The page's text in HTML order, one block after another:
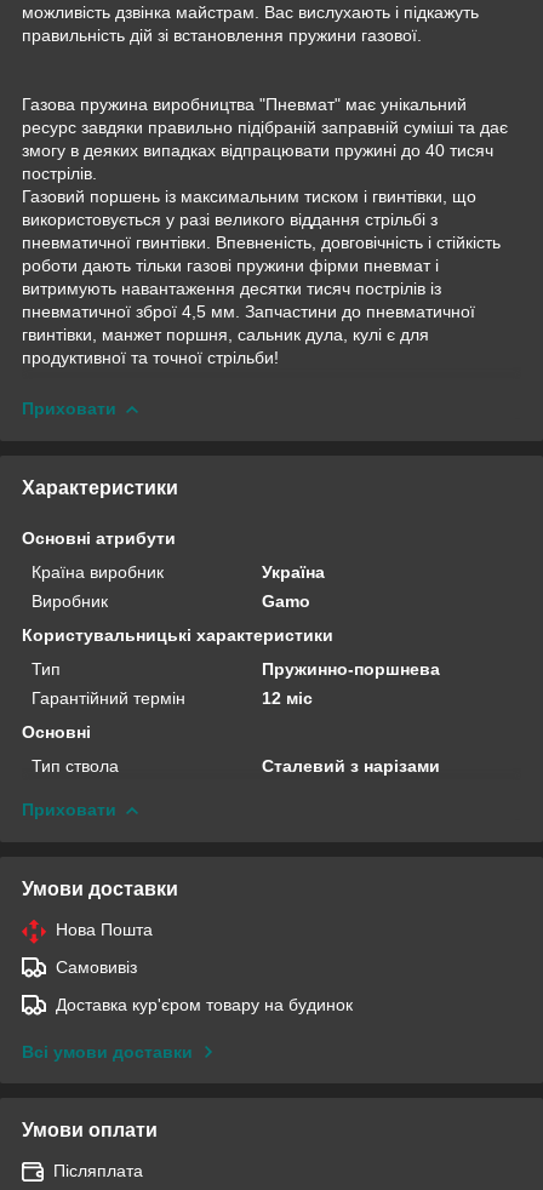
можливість дзвінка майстрам. Вас вислухають і підкажуть
правильність дій зі встановлення пружини газової.
Газова пружина виробництва "Пневмат" має унікальний
ресурс завдяки правильно підібраній заправній суміші та дає
змогу в деяких випадках відпрацювати пружині до 40 тисяч
пострілів.
Газовий поршень із максимальним тиском і гвинтівки, що
використовується у разі великого віддання стрільбі з
пневматичної гвинтівки. Впевненість, довговічність і стійкість
роботи дають тільки газові пружини фірми пневмат і
витримують навантаження десятки тисяч пострілів із
пневматичної зброї 4,5 мм. Запчастини до пневматичної
гвинтівки, манжет поршня, сальник дула, кулі є для
продуктивної та точної стрільби!
Приховати
Характеристики
Основні атрибути
Країна виробник
Україна
Виробник
Gamo
Користувальницькі характеристики
Тип
Пружинно-поршнева
Гарантійний термін
12 міс
Основні
Тип ствола
Сталевий з нарізами
Приховати
Умови доставки
Нова Пошта
Самовивіз
Доставка кур'єром товару на будинок
Всі умови доставки
Умови оплати
Післяплата